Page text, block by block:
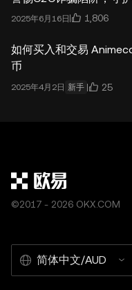
2025年6月16日 1,806
如何买入和交易
币
2025年4月2日 新手 25
©2017 - 2026 OKX.COM
简体中文/AUD